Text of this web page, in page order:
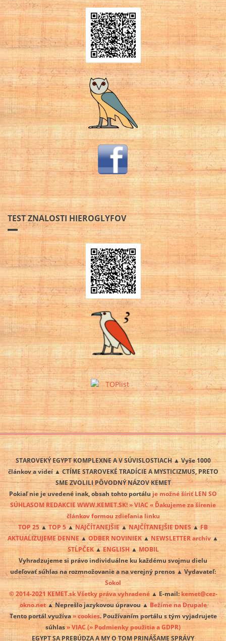
TEST ZNALOSTI HIEROGLYFOV
STAROVEKÝ EGYPT KOMPLEXNE A V SÚVISLOSTIACH ▲ Vyše 1000
článkov a videí ▲ CTÍME STAROVEKÉ TRADÍCIE A MYSTICIZMUS, PRETO
SME ZVOLILI PÔVODNÝ NÁZOV KEMET
Pokiaľ nie je uvedené inak, obsah tohto portálu je možné šíriť LEN SO
SÚHLASOM REDAKCIE WWW.KEMET.SK! » VIAC « Ďakujeme za šírenie
článkov formou zdieľania linku
TOP 25 ▲ TOP 5▲NAJČÍTANEJŠIE▲NAJČÍTANEJŠIE DNES ▲FB
AKTUALIZUJEME DENNE▲ODBER NOVINIEK▲ NEWSLETTER archív ▲
STĹPČEK▲ENGLISH▲MOBIL
Vyhradzujeme si právo individuálne ku každému svojmu dielu
udeľovať súhlas na rozmnožovanie a na verejný prenos ▲ Vydavateľ:
Sokol
© 2014-2021 KEMET.sk Všetky práva vyhradené▲ E-mail: kemet@cez-
okno.net▲ Neprešlo jazykovou úpravou ▲ Bežíme na Drupale
Tento portál využíva» cookies. Používaním portálu s tým vyjadrujete
súhlas» VIAC(» Podmienky použitia a GDPR)
EGYPT SA PREBÚDZA A MY O TOM PRINÁŠAME SPRÁVY